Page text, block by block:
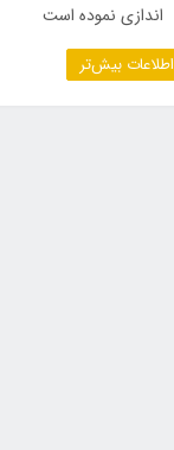
اندازی نموده است
اطلاعات بیش‌تر